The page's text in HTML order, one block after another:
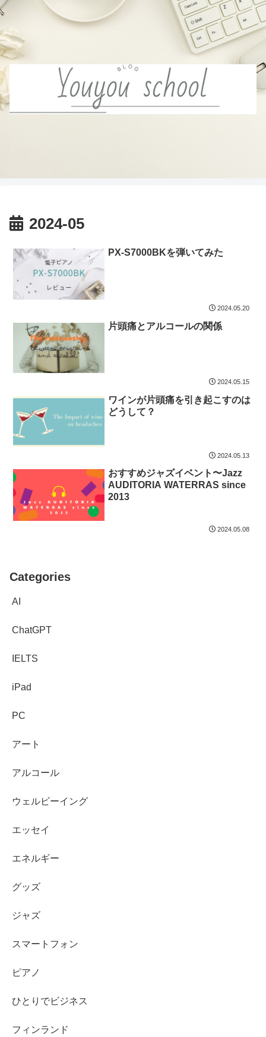
2024-05
PX-S7000BKを弾いてみた
2024.05.20
片頭痛とアルコールの関係
2024.05.15
ワインが片頭痛を引き起こすのは
どうして？
2024.05.13
おすすめジャズイベント〜Jazz
AUDITORIA WATERRAS since
2013
2024.05.08
Categories
AI
ChatGPT
IELTS
iPad
PC
アート
アルコール
ウェルビーイング
エッセイ
エネルギー
グッズ
ジャズ
スマートフォン
ピアノ
ひとりでビジネス
フィンランド